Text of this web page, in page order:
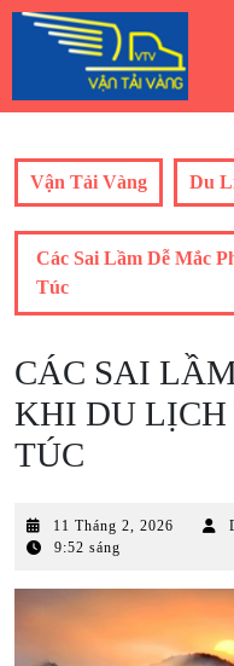
Skip
Vận Tải Vàng Du
Các Sai Lầm Dễ Mắc
Túc
CÁC SAI
KHI DU
TÚC
11 Tháng 2, 2026
2026
9:52 sáng